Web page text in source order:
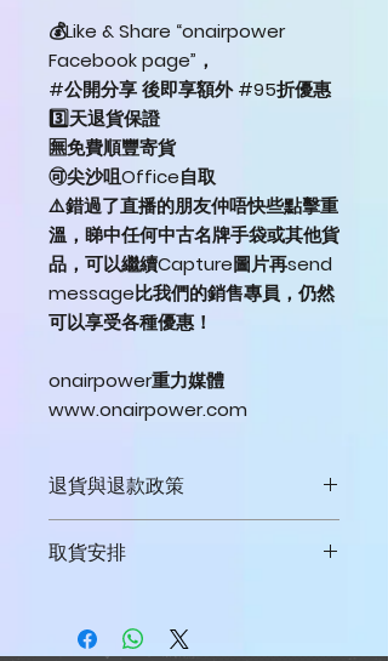
💰Like & Share “onairpower
Facebook page”，
#公開分享 後即享額外 #95折優惠
3️⃣天退貨保證
🈚️免費順豐寄貨
🉑️尖沙咀Office自取
⚠️錯過了直播的朋友仲唔快些點擊重
溫，睇中任何中古名牌手袋或其他貨
品，可以繼續Capture圖片再send
message比我們的銷售專員，仍然
可以享受各種優惠！
onairpower重力媒體
www.onairpower.com
退貨與退款政策
保證。
取貨安排
寫字數自取"。